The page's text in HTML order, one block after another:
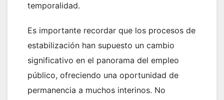
temporalidad.
Es importante recordar que los procesos de
estabilización han supuesto un cambio
significativo en el panorama del empleo
público, ofreciendo una oportunidad de
permanencia a muchos interinos. No